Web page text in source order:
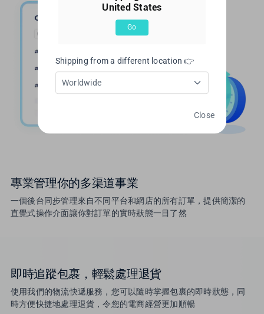
專業管理你的多渠道事業
一個後台同步管理來自不同平台和網店的所有訂單，提供簡潔的
直覺式操作介面讓你對訂單的實時狀態一目了然
即時追蹤包裹，輕鬆處理退貨
使用我們的物流快遞服務，您可以隨時掌握包裹的即時狀態，同
時方便快捷地處理退貨，令您的電商經營更加順暢
United States
Go
Shipping from a different location 👉
Worldwide
Close